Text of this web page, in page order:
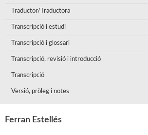
Traductor/Traductora
Transcripció i estudi
Transcripció i glossari
Transcripció, revisió i introducció
Transcripció
Versió, pròleg i notes
Ferran Estellés